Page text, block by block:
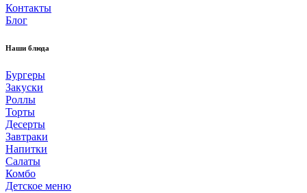
Контакты
Блог
Наши блюда
Бургеры
Закуски
Роллы
Торты
Десерты
Завтраки
Напитки
Салаты
Комбо
Детское меню